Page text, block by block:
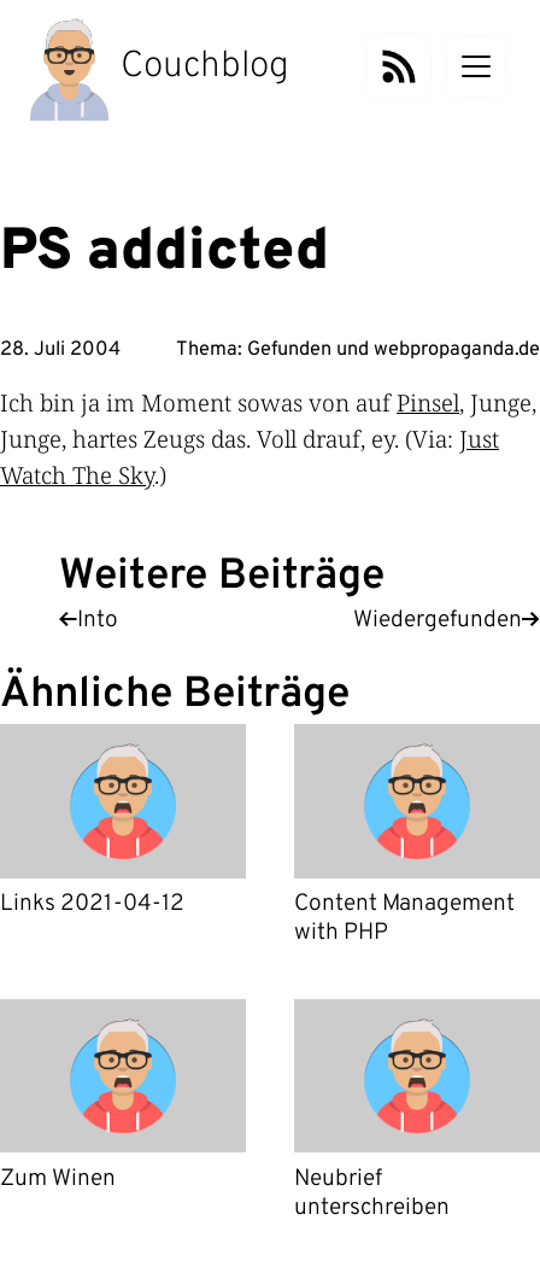
Inhalt
springen
Couchblog
PS addicted
28. Juli 2004 Thema: Gefunden und webpropaganda.de
Ich bin ja im Moment sowas von aufPinsel, Junge,
Junge, hartes Zeugs das. Voll drauf, ey. (Via: Just
Watch The Sky.)
Weitere Beiträge
Into Wiedergefunden
Ähnliche Beiträge
Links 2021-04-12
Content Management
with PHP
Zum Winen
Neubrief
unterschreiben